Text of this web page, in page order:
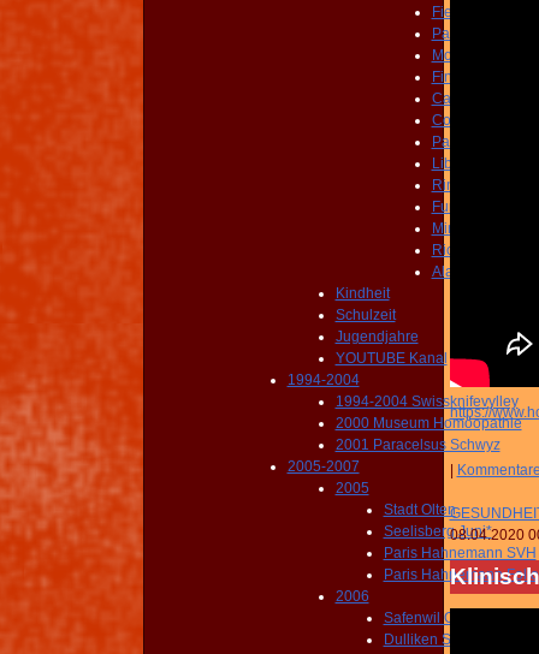
Fiestas Quepos
Paquera Curu
Montezuma
Finca Monos
Cabo Blanco
Coyote
Paraiso
Liberia
Rincon
Fumoraoles
Miravalles
Rio Celeste
Alajuela
Kindheit
Schulzeit
Jugendjahre
YOUTUBE Kanal
1994-2004
1994-2004 Swissknifevylley
2000 Museum Homöopathie
2001 Paracelsus Schwyz
2005-2007
2005
Stadt Olten
Seelisberg Juni*
Paris Hahnemann SVH
Paris Hahnemann Folio
2006
Safenwil Oldtimer*
Dulliken Sommer*
https://
Kommentare
08.04.2020